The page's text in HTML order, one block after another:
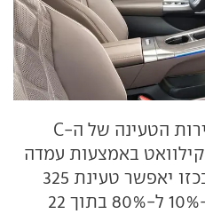
הגרמנים מוסיפים כי מהירות הטעינה של ה-C
קלאס תעמוד על עד 330 קילוואט באמצעות עמדה
ציבורית מהירה. שימוש בכזו יאפשר טעינת 325
ק"מ בתוך 10 דקות, או מ-10% ל-80% בתוך 22